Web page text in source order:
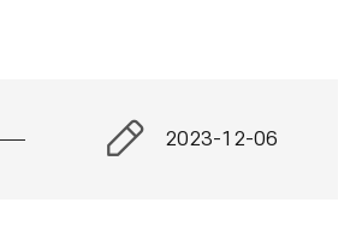
2023-12-06